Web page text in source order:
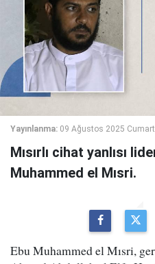
Yayınlanma: 09 Ağustos 2025
Mısırlı cihat yanlısı
Muhammed el Mısri.
Ebu Muhammed el Mısri,